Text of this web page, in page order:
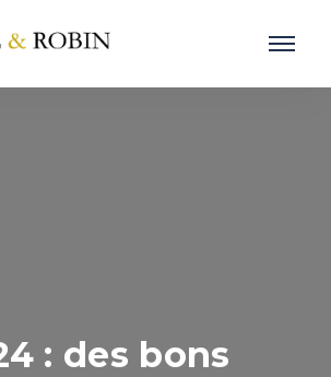
: des bons